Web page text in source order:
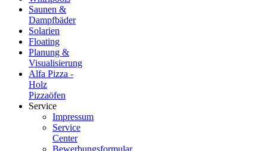
Saunen &
Dampfbäder
Solarien
Floating
Planung &
Visualisierung
Alfa Pizza -
Holz
Pizzaöfen
Service
Impressum
Service
Center
Bewerbungsformular